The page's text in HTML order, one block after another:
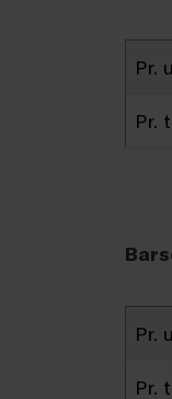
Pr.
Pr.
Pr.
Pr.